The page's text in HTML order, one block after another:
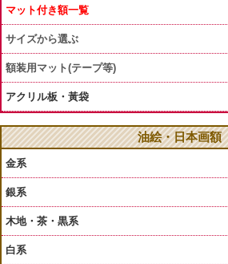
マット付き額一覧
サイズから選ぶ
額装用マット(テープ等)
アクリル板・黃袋
油絵・日本画額
金系
銀系
木地・茶・黒系
白系